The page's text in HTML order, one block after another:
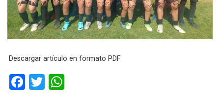
Descargar artículo en formato PDF
F
T